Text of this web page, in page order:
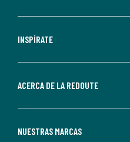
INSPÍRATE
ACERCA DE LA REDOUTE
NUESTRAS MARCAS